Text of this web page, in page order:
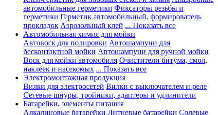
автомобильные герметики Фиксаторы резьбы и
герметики Герметик автомобильный, формирователь
прокладок Аэрозольный клей ... Показать все
Автомобильная химия для мойки
Автовоск для полировки Автошампуни для
бесконтактной мойки Автошампуни для ручной мойки
Воск для мойки автомобиля Очистители битума, смол,
наклеек и насекомых ... Показать все
Электромонтажная продукция
Вилки для электросетей Вилки с выключателем и реле
Сетевые шнуры, тройники, адаптеры и удлинители
Батарейки, элементы питания
Алкалиновые батарейки Литиевые батарейки Солевые